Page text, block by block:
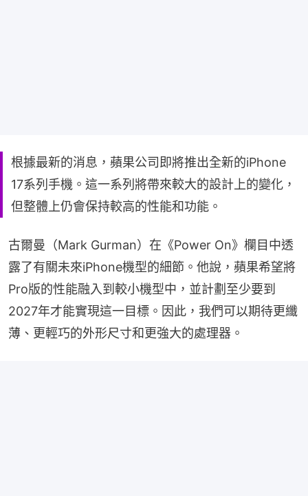
根據最新的消息，蘋果公司即將推出全新的iPhone
17系列手機。這一系列將帶來較大的設計上的變化，
但整體上仍會保持較高的性能和功能。
古爾曼（Mark Gurman）在《Power On》欄目中透
露了有關未來iPhone機型的細節。他說，蘋果希望將
Pro版的性能融入到較小機型中，並計劃至少要到
2027年才能實現這一目標。因此，我們可以期待更纖
薄、更輕巧的外形尺寸和更強大的處理器。